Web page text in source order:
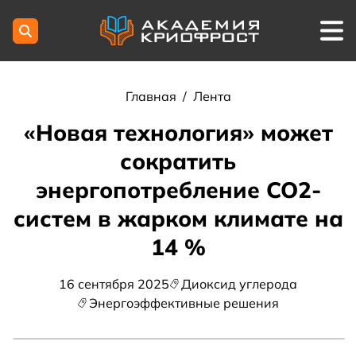
Главная / Лента
«Новая технология» может
сократить
энергопотребление CO2-
систем в жарком климате на
14 %
16 сентября 2025
Диоксид углерода
Энергоэффективные решения